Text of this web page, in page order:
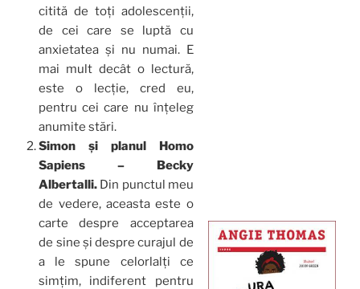
citită de toți adolescenții,
de cei care se luptă cu
anxietatea și nu numai. E
mai mult decât o lectură,
este o lecție, cred eu,
pentru cei care nu înțeleg
anumite stări.
Simon și planul Homo
Sapiens – Becky
Albertalli. Din punctul meu
de vedere, aceasta este o
carte despre acceptarea
de sine și despre curajul de
a le spune celorlalți ce
simțim, indiferent pentru